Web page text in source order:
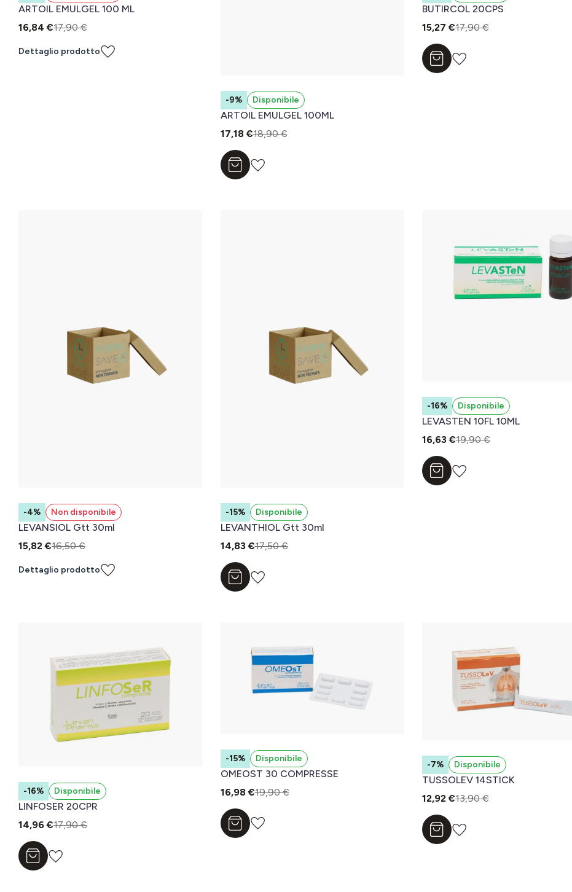
ARTOIL EMULGEL 100 ML
16,84 €17,90 €
Dettaglio prodotto
-9% Disponibile
ARTOIL EMULGEL 100ML
17,18 €18,90 €
Aggiungi al carrello
BUTIRCOL 20CPS
15,27 €17,90 €
Aggiungi al carrello
-4% Non disponibile
LEVANSIOL Gtt 30ml
15,82 €16,50 €
Dettaglio prodotto
-15% Disponibile
LEVANTHIOL Gtt 30ml
14,83 €17,50 €
Aggiungi al carrello
-16% Disponibile
LEVASTEN 10FL 10ML
16,63 €19,90 €
Aggiungi al carrello
-16% Disponibile
LINFOSER 20CPR
14,96 €17,90 €
Aggiungi al carrello
-15% Disponibile
OMEOST 30 COMPRESSE
16,98 €19,90 €
Aggiungi al carrello
-7% Disponibile
TUSSOLEV 14STICK
12,92 €13,90 €
Aggiungi al carrello